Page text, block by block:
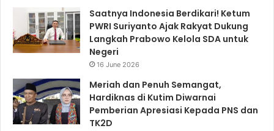
Saatnya Indonesia Berdikari! Ketum
PWRI Suriyanto Ajak Rakyat Dukung
Langkah Prabowo Kelola SDA untuk
Negeri
16 June 2026
Meriah dan Penuh Semangat,
Hardiknas di Kutim Diwarnai
Pemberian Apresiasi Kepada PNS dan
TK2D